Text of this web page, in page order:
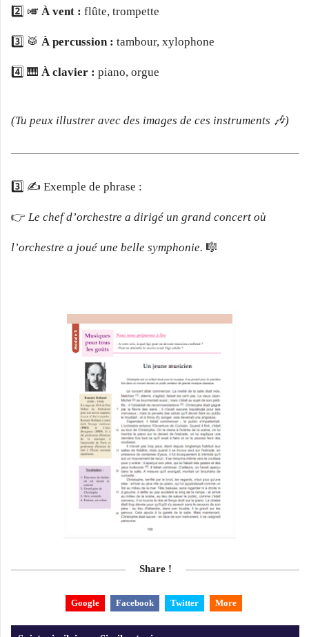
2️⃣ 🎺 À vent : flûte, trompette
3️⃣ 🥁 À percussion : tambour, xylophone
4️⃣ 🎹 À clavier : piano, orgue
(Tu peux illustrer avec des images de ces instruments 🎶)
3️⃣ ✍️ Exemple de phrase :
👉 Le chef d’orchestre a dirigé un grand concert où
l’orchestre a joué une belle symphonie. 🎼
Share !
Google Facebook Twitter More